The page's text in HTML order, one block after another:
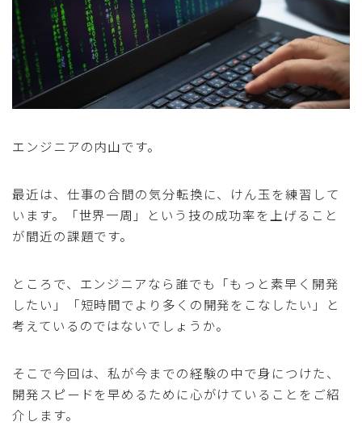
エンジニアの内山です。
最近は、仕事の合間の気分転換に、けん玉を練習して
います。「世界一周」という技の成功率を上げること
が間近の課題です。
ところで、エンジニアなら誰でも「もっと素早く開発
したい」「短時間でより多くの開発をこなしたい」と
考えているのではないでしょうか。
そこで今回は、私が今までの経験の中で身につけた、
開発スピードを早めるために心がけていることをご紹
介します。